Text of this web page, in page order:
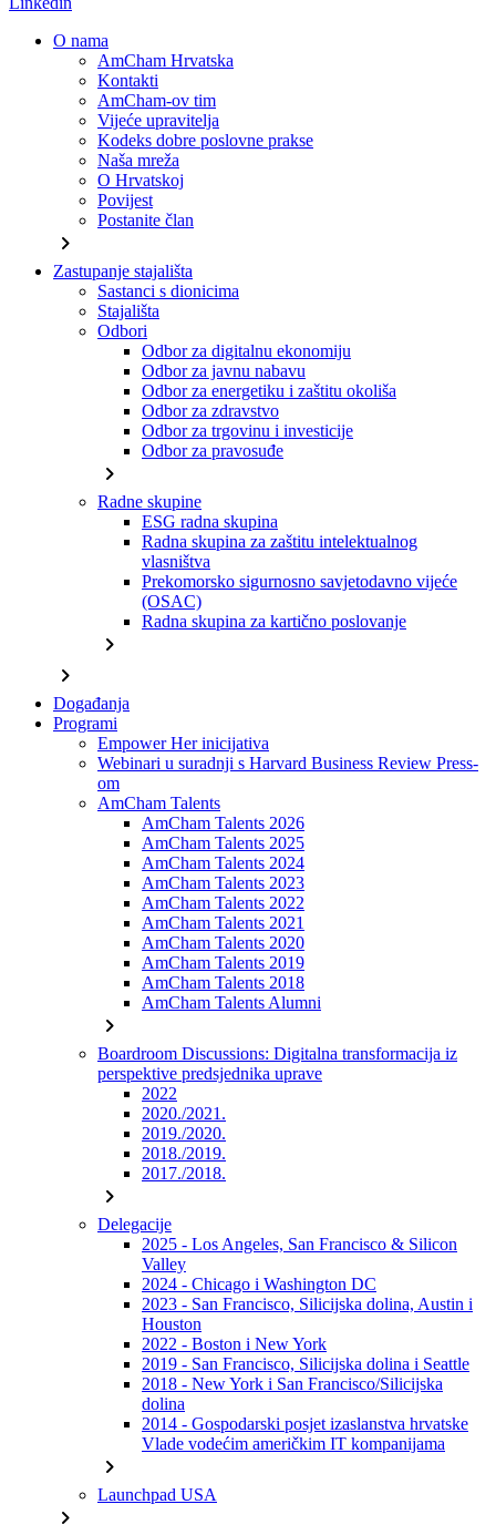
O nama
AmCham Hrvatska
Kontakti
AmCham-ov tim
Vijeće upravitelja
Kodeks dobre poslovne prakse
Naša mreža
O Hrvatskoj
Povijest
Postanite član
chevron_right
Zastupanje stajališta
Sastanci s dionicima
Stajališta
Odbori
Odbor za digitalnu ekonomiju
Odbor za javnu nabavu
Odbor za energetiku i zaštitu okoliša
Odbor za zdravstvo
Odbor za trgovinu i investicije
Odbor za pravosuđe
chevron_right
Radne skupine
ESG radna skupina
Radna skupina za zaštitu intelektualnog
vlasništva
Prekomorsko sigurnosno savjetodavno vijeće
(OSAC)
Radna skupina za kartično poslovanje
chevron_right
chevron_right
Događanja
Programi
Empower Her inicijativa
Webinari u suradnji s Harvard Business Review Press-
om
AmCham Talents
AmCham Talents 2026
AmCham Talents 2025
AmCham Talents 2024
AmCham Talents 2023
AmCham Talents 2022
AmCham Talents 2021
AmCham Talents 2020
AmCham Talents 2019
AmCham Talents 2018
AmCham Talents Alumni
chevron_right
Boardroom Discussions: Digitalna transformacija iz
perspektive predsjednika uprave
2022
2020./2021.
2019./2020.
2018./2019.
2017./2018.
chevron_right
Delegacije
2025 - Los Angeles, San Francisco & Silicon
Valley
2024 - Chicago i Washington DC
2023 - San Francisco, Silicijska dolina, Austin i
Houston
2022 - Boston i New York
2019 - San Francisco, Silicijska dolina i Seattle
2018 - New York i San Francisco/Silicijska
dolina
2014 - Gospodarski posjet izaslanstva hrvatske
Vlade vodećim američkim IT kompanijama
chevron_right
Launchpad USA
chevron_right